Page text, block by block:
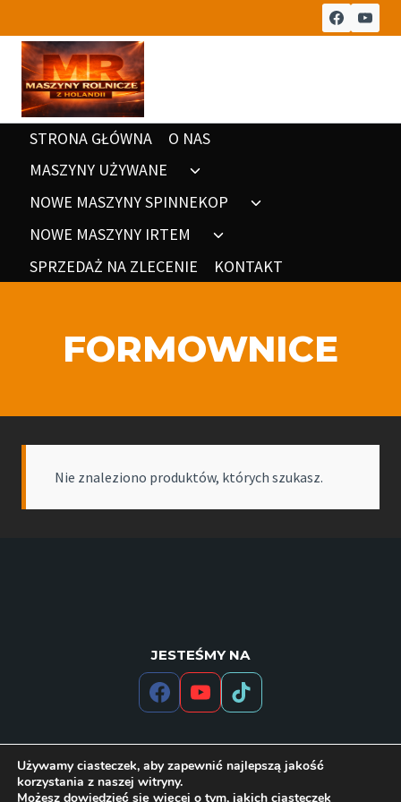
treści
STRONA GŁÓWNA
O NAS
MASZYNY UŻYWANE
Rozwiń
menu
potomne
NOWE MASZYNY SPINNEKOP
Rozwiń
NOWE MASZYNY IRTEM
Rozwiń
menu
potomne
SPRZEDAŻ NA ZLECENIE KONTAKT
FORMOWNICE
Nie znaleziono produktów, których szukasz.
JESTEŚMY NA
Używamy ciasteczek, aby zapewnić najlepszą jakość
korzystania z naszej witryny.
Możesz dowiedzieć się więcej o tym, jakich ciasteczek